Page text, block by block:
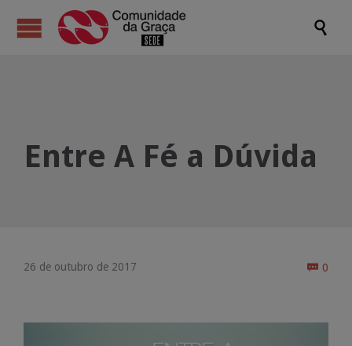

Entre A Fé a Dúvida
26 de outubro de 2017  0